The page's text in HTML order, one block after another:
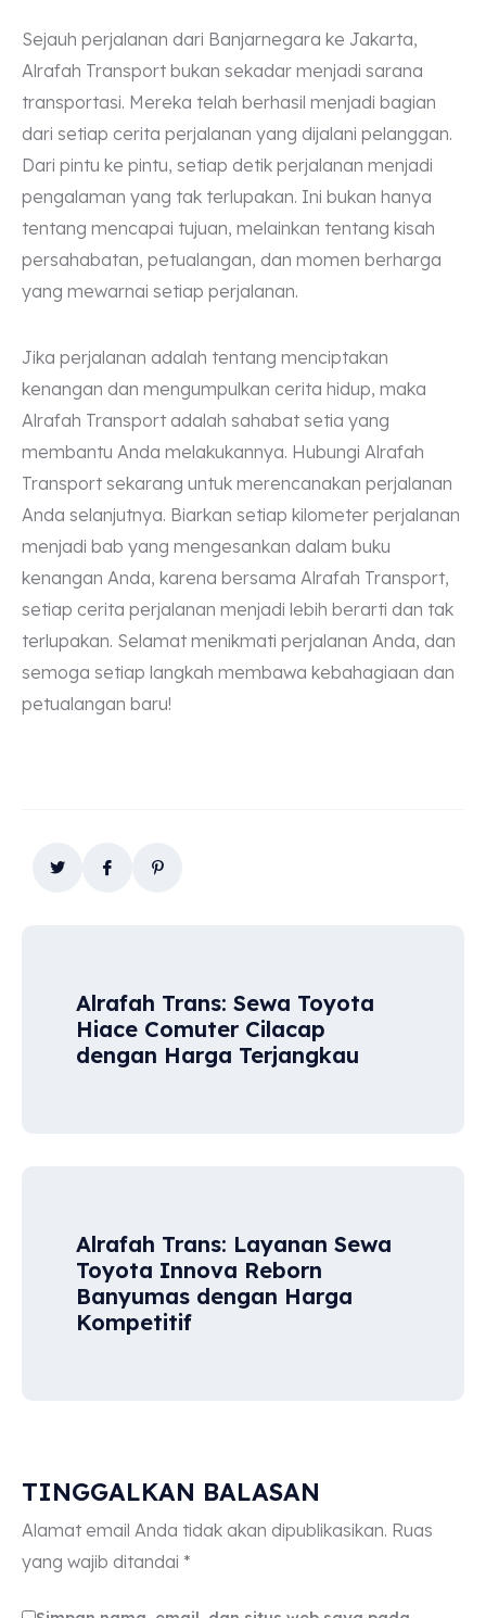
Sejauh perjalanan dari Banjarnegara ke Jakarta,
Alrafah Transport bukan sekadar menjadi sarana
transportasi. Mereka telah berhasil menjadi bagian
dari setiap cerita perjalanan yang dijalani pelanggan.
Dari pintu ke pintu, setiap detik perjalanan menjadi
pengalaman yang tak terlupakan. Ini bukan hanya
tentang mencapai tujuan, melainkan tentang kisah
persahabatan, petualangan, dan momen berharga
yang mewarnai setiap perjalanan.
Jika perjalanan adalah tentang menciptakan
kenangan dan mengumpulkan cerita hidup, maka
Alrafah Transport adalah sahabat setia yang
membantu Anda melakukannya. Hubungi Alrafah
Transport sekarang untuk merencanakan perjalanan
Anda selanjutnya. Biarkan setiap kilometer perjalanan
menjadi bab yang mengesankan dalam buku
kenangan Anda, karena bersama Alrafah Transport,
setiap cerita perjalanan menjadi lebih berarti dan tak
terlupakan. Selamat menikmati perjalanan Anda, dan
semoga setiap langkah membawa kebahagiaan dan
petualangan baru!
Alrafah Trans: Sewa Toyota
Hiace Comuter Cilacap
dengan Harga Terjangkau
Alrafah Trans: Layanan Sewa
Toyota Innova Reborn
Banyumas dengan Harga
Kompetitif
TINGGALKAN BALASAN
Alamat email Anda tidak akan dipublikasikan. Ruas
yang wajib ditandai *